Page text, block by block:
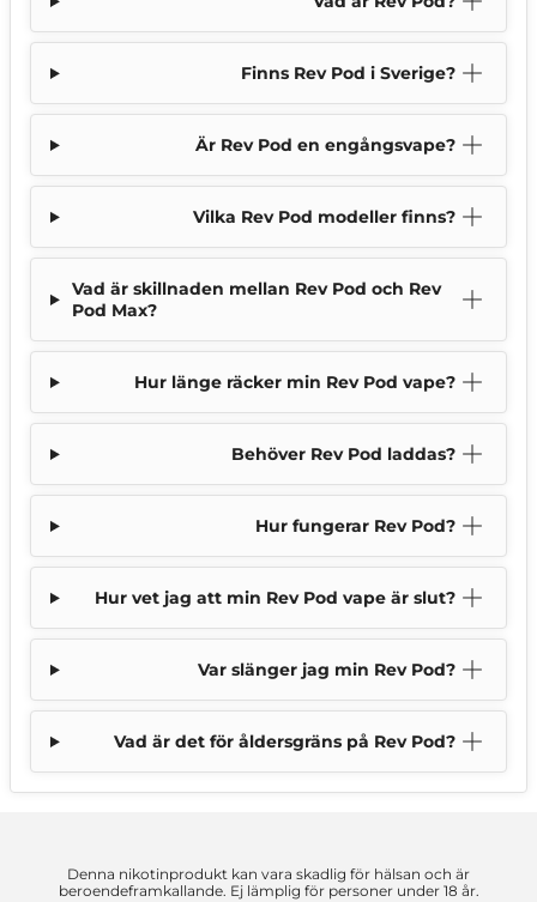
Finns Rev Pod i Sverige?
Är Rev Pod en engångsvape?
Vilka Rev Pod modeller finns?
Vad är skillnaden mellan Rev Pod och Rev
Pod Max?
Hur länge räcker min Rev Pod vape?
Behöver Rev Pod laddas?
Hur fungerar Rev Pod?
Hur vet jag att min Rev Pod vape är slut?
Var slänger jag min Rev Pod?
Vad är det för åldersgräns på Rev Pod?
Denna nikotinprodukt kan vara skadlig för hälsan och är
beroendeframkallande. Ej lämplig för personer under 18 år.